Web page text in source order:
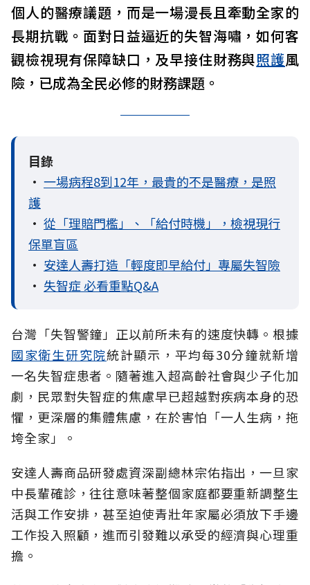
個人的醫療議題，而是一場漫長且牽動全家的
長期抗戰。面對日益逼近的失智海嘯，如何客
觀檢視現有保障缺口，及早接住財務與照護風
險，已成為全民必修的財務課題。
目錄
• 一場病程8到12年，最貴的不是醫療，是照
護
• 從「理賠門檻」、「給付時機」，檢視現行
保單盲區
• 安達人壽打造「輕度即早給付」專屬失智險
• 失智症 必看重點Q&A
台灣「失智警鐘」正以前所未有的速度快轉。根據
國家衛生研究院統計顯示，平均每30分鐘就新增
一名失智症患者。隨著進入超高齡社會與少子化加
劇，民眾對失智症的焦慮早已超越對疾病本身的恐
懼，更深層的集體焦慮，在於害怕「一人生病，拖
垮全家」。
安達人壽商品研發處資深副總林宗佑指出，一旦家
中長輩確診，往往意味著整個家庭都要重新調整生
活與工作安排，甚至迫使青壯年家屬必須放下手邊
工作投入照顧，進而引發難以承受的經濟與心理重
擔。